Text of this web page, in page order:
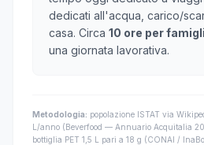
dedicati all'acqua, carico/
casa. Circa 10 ore per
una giornata lavorativa.
Metodologia: popolazione ISTAT via
L/anno (Beverfood — Annuario Acquitalia
bottiglia PET 1,5 L pari a 18 g (CONAI /